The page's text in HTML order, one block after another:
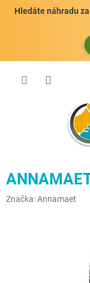
Hledáte náhradu
Značka:Annamaet